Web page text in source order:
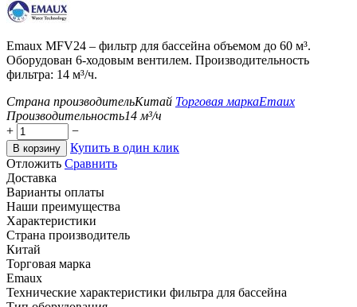
Emaux MFV24 – фильтр для бассейна объемом до 60 м³.
Оборудован 6-ходовым вентилем. Производительность
фильтра: 14 м³/ч.
Страна производительКитай Торговая маркаEmaux
Производительность14 м³/ч
+
−
В корзину
Купить в один клик
Отложить Сравнить
Доставка
Варианты оплаты
Наши преимущества
Характеристики
Страна производитель
Китай
Торговая марка
Emaux
Технические характеристики фильтра для бассейна